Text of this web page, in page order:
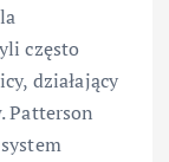
często
działający
Patterson